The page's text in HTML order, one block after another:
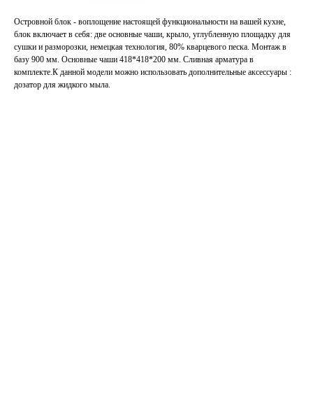
Островной блок - воплощение настоящей функциональности на вашей кухне,
блок включает в себя: две основные чаши, крыло, углубленную площадку для
сушки и разморозки, немецкая технология, 80% кварцевого песка. Монтаж в
базу 900 мм. Основные чаши 418*418*200 мм. Сливная арматура в
комплекте.К данной модели можно использовать дополнительные аксессуары :
дозатор для жидкого мыла.